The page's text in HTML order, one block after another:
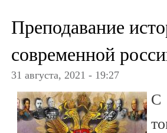
Преподавание
современной
31 августа, 2021 - 19:27
С